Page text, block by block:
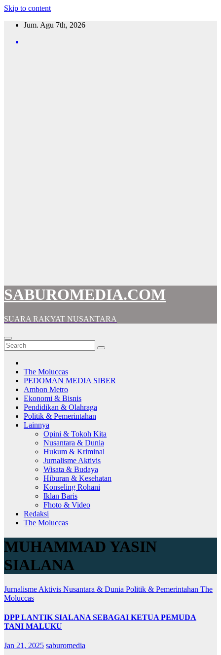
Skip to content
Jum. Agu 7th, 2026
SABUROMEDIA.COM
SUARA RAKYAT NUSANTARA
The Moluccas
PEDOMAN MEDIA SIBER
Ambon Metro
Ekonomi & Bisnis
Pendidikan & Olahraga
Politik & Pemerintahan
Lainnya
Opini & Tokoh Kita
Nusantara & Dunia
Hukum & Kriminal
Jurnalisme Aktivis
Wisata & Budaya
Hiburan & Kesehatan
Konseling Rohani
Iklan Baris
Fhoto & Video
Redaksi
The Moluccas
MUHAMMAD YASIN
SIALANA
Jurnalisme Aktivis Nusantara & Dunia Politik & Pemerintahan The
Moluccas
DPP LANTIK SIALANA SEBAGAI KETUA PEMUDA
TANI MALUKU
Jan 21, 2025 saburomedia